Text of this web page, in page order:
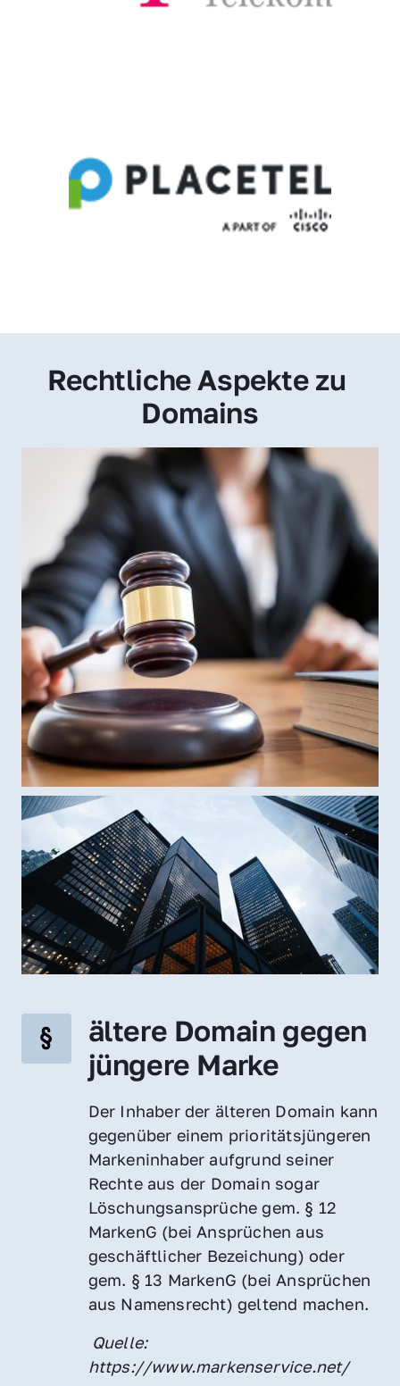
Rechtliche Aspekte zu
Domains
ältere Domain gegen
jüngere Marke
Der Inhaber der älteren Domain kann
gegenüber einem prioritätsjüngeren
Markeninhaber aufgrund seiner
Rechte aus der Domain sogar
Löschungsansprüche gem. § 12
MarkenG (bei Ansprüchen aus
geschäftlicher Bezeichung) oder
gem. § 13 MarkenG (bei Ansprüchen
aus Namensrecht) geltend machen.
https://www.markenservice.net/